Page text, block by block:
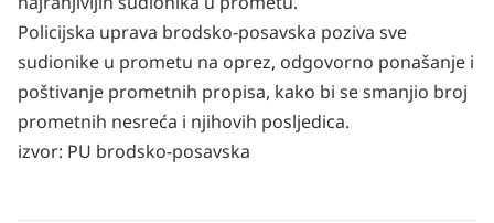
Policijska uprava brodsko-posavska poziva sve
sudionike u prometu na oprez, odgovorno ponašanje i
poštivanje prometnih propisa, kako bi se smanjio broj
prometnih nesreća i njihovih posljedica.
izvor: PU brodsko-posavska